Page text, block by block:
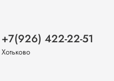
+7(926) 422-22-51
Хотьково